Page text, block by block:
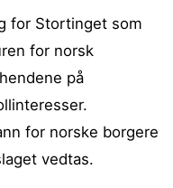
for Stortinget som
for norsk
på
for norske borgere
vedtas.